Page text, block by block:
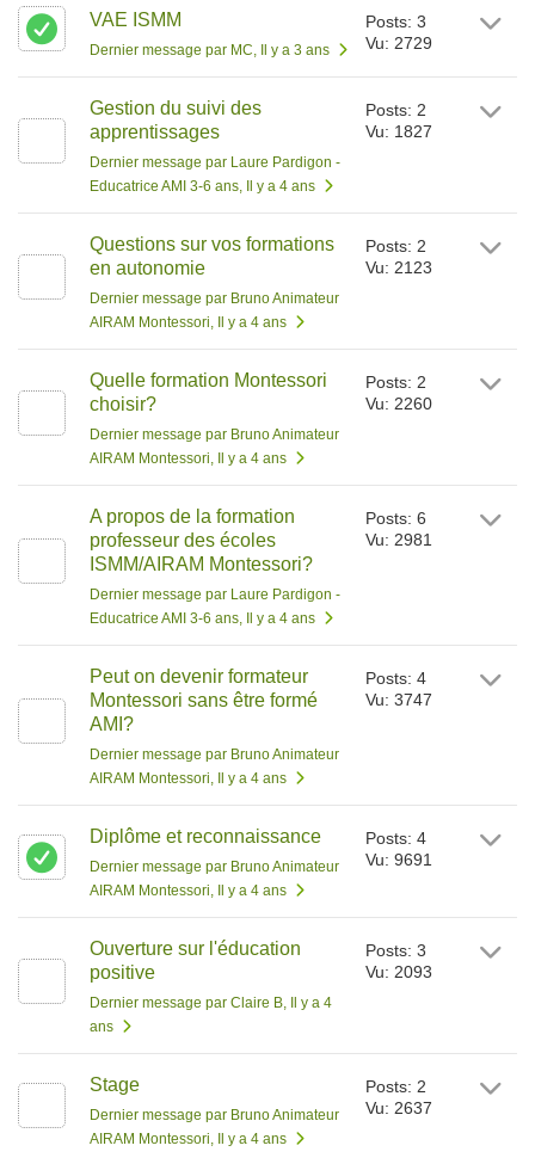
VAE ISMM
Dernier message par MC, Il y a 3 ans
Posts: 3
Vu: 2729
Gestion du suivi des
apprentissages
Dernier message par Laure Pardigon -
Educatrice AMI 3-6 ans, Il y a 4 ans
Posts: 2
Vu: 1827
Questions sur vos formations
en autonomie
Dernier message par Bruno Animateur
AIRAM Montessori, Il y a 4 ans
Posts: 2
Vu: 2123
Quelle formation Montessori
choisir?
Dernier message par Bruno Animateur
AIRAM Montessori, Il y a 4 ans
Posts: 2
Vu: 2260
A propos de la formation
professeur des écoles
ISMM/AIRAM Montessori?
Dernier message par Laure Pardigon -
Educatrice AMI 3-6 ans, Il y a 4 ans
Posts: 6
Vu: 2981
Peut on devenir formateur
Montessori sans être formé
AMI?
Dernier message par Bruno Animateur
AIRAM Montessori, Il y a 4 ans
Posts: 4
Vu: 3747
Diplôme et reconnaissance
Dernier message par Bruno Animateur
AIRAM Montessori, Il y a 4 ans
Posts: 4
Vu: 9691
Ouverture sur l'éducation
positive
Dernier message par Claire B, Il y a 4
ans
Posts: 3
Vu: 2093
Stage
Dernier message par Bruno Animateur
AIRAM Montessori, Il y a 4 ans
Posts: 2
Vu: 2637